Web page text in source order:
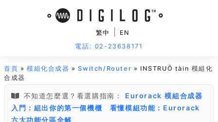
繁中
EN
電話: 02-23638171
首頁 »模組化合成器 »Switch/Router » INSTRUŌ tàin 模組化
合成器
不知道怎麼選？看選購指南：
Eurorack 模組合成器
入門：組出你的第一個機櫃
看懂模組功能：Eurorack
六大功能分區全解